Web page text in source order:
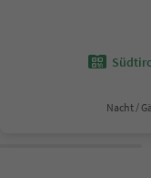
Nacht /